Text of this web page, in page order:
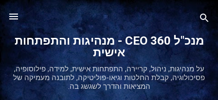
דילוג לתוכן הראשי
מנכ"ל 360 CEO - מנהיגות והתפתחות
אישית
על מנהיגות, ניהול, קריירה, התפתחות אישית, למידה, פילוסופיה,
פסיכולוגיה, קבלת החלטות וגיאו-פוליטיקה, לתובנה מעמיקה של
המציאות והדרך לשגשג בה.